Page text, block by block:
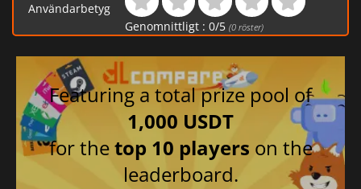
Användarbetyg
Genomnittligt : 0/5 (0röster)
Featuring a total prize pool of
1,000 USDT
for thetop 10 players on the
leaderboard.